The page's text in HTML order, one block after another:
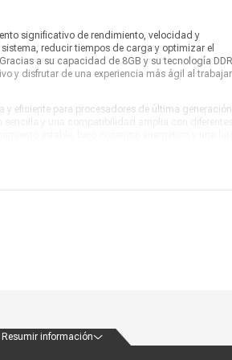
significativo de rendimiento, velocidad y
reducir tiempos de carga y optimizar el
a su capacidad de 8GB y su tecnología
y disfrutar de una experiencia más ágil al trabajar
eficiente para procesadores de última generación
estable, bajo consumo energético y una
o estudio. Es una solución práctica para
rendimiento que se convierte en un componente
calidad reconocida de Kingston para acompañar
Resumir información